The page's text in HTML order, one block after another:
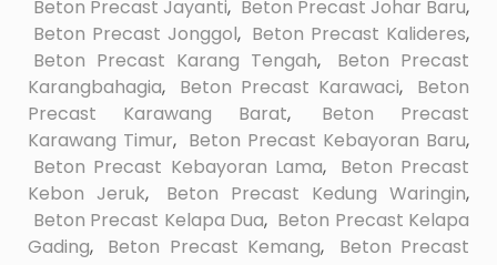
Beton Precast Jayanti, Beton Precast Johar Baru,
Beton Precast Jonggol, Beton Precast Kalideres,
Beton Precast Karang Tengah,
Beton Precast
Karangbahagia, Beton Precast Karawaci,
Beton
Precast Karawang Barat,
Beton Precast
Karawang Timur, Beton Precast Kebayoran Baru,
Beton Precast Kebayoran Lama,
Beton Precast
Kebon Jeruk, Beton Precast Kedung Waringin,
Beton Precast Kelapa Dua, Beton Precast Kelapa
Gading, Beton Precast Kemang,
Beton Precast